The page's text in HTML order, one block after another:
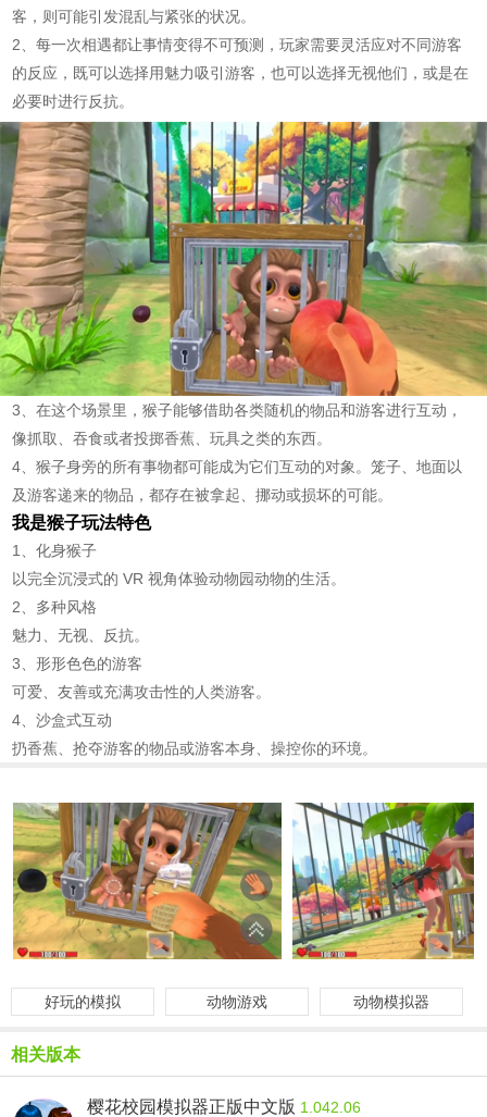
客，则可能引发混乱与紧张的状况。
2、每一次相遇都让事情变得不可预测，玩家需要灵活应对不同游客
的反应，既可以选择用魅力吸引游客，也可以选择无视他们，或是在
必要时进行反抗。
3、在这个场景里，猴子能够借助各类随机的物品和游客进行互动，
像抓取、吞食或者投掷香蕉、玩具之类的东西。
4、猴子身旁的所有事物都可能成为它们互动的对象。笼子、地面以
及游客递来的物品，都存在被拿起、挪动或损坏的可能。
我是猴子玩法特色
1、化身猴子
以完全沉浸式的 VR 视角体验动物园动物的生活。
2、多种风格
魅力、无视、反抗。
3、形形色色的游客
可爱、友善或充满攻击性的人类游客。
4、沙盒式互动
扔香蕉、抢夺游客的物品或游客本身、操控你的环境。
好玩的模拟 动物游戏 动物模拟器
相关版本
樱花校园模拟器正版中文版 1.042.06